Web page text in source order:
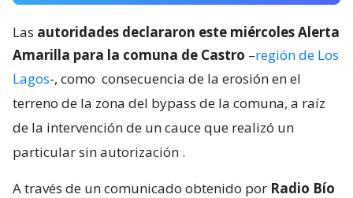
Las autoridades declararon este miércoles Alerta
Amarilla para la comuna de Castro –región de Los
Lagos-, como consecuencia de la erosión en el
terreno de la zona del bypass de la comuna, a raíz
de la intervención de un cauce que realizó un
particular sin autorización .
A través de un comunicado obtenido por Radio Bío